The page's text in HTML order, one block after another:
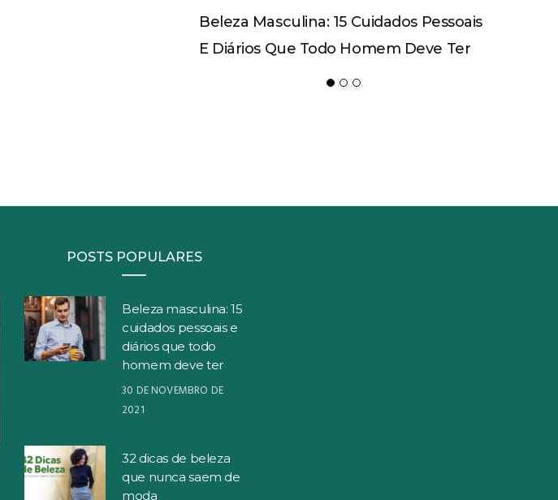
Beleza Masculina: 15 Cuidados Pessoais
E Diários Que Todo Homem Deve Ter
POSTS POPULARES
Beleza masculina: 15
cuidados pessoais e
diários que todo
homem deve ter
30 DE NOVEMBRO DE
2021
32 dicas de beleza
que nunca saem de
moda